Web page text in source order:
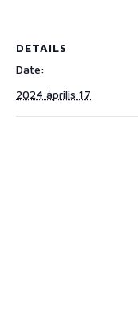
DETAILS
Date:
2024 április 17